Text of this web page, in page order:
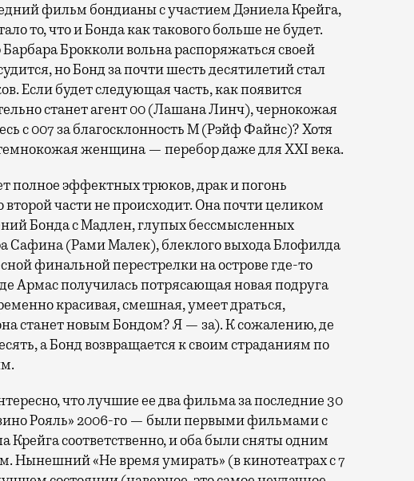
фильм бондианы с участием Дэниела Крейга,
то, что и Бонда как такового больше не будет.
Брокколи вольна распоряжаться своей
но Бонд за почти шесть десятилетий стал
Если будет следующая часть, как появится
станет агент 00 (Лашана Линч), чернокожая
с 007 за благосклонность М (Рэйф Файнс)? Хотя
женщина — перебор даже для XXI века.
полное эффектных трюков, драк и погонь
части не происходит. Она почти целиком
Бонда с Мадлен, глупых бессмысленных
Сафина (Рами Малек), блеклого выхода Блофилда
финальной перестрелки на острове где-то
Армас получилась потрясающая новая подруга
красивая, смешная, умеет драться,
станет новым Бондом? Я — за). К сожалению, де
а Бонд возвращается к своим страданиям по
что лучшие ее два фильма за последние 30
Рояль» 2006-го — были первыми фильмами с
Крейга соответственно, и оба были сняты одним
Нынешний «Не время умирать» (в кинотеатрах с 7